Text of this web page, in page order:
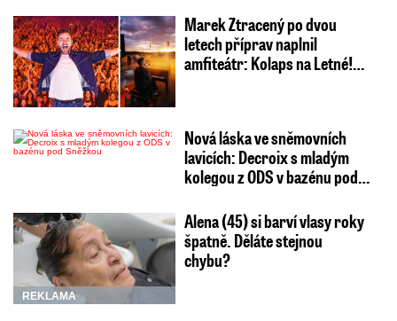
Marek Ztracený po dvou
letech příprav naplnil
amfiteátr: Kolaps na Letné!…
Nová láska ve sněmovních
lavicích: Decroix s mladým
kolegou z ODS v bazénu pod…
REKLAMA
Alena (45) si barví vlasy roky
špatně. Děláte stejnou
chybu?